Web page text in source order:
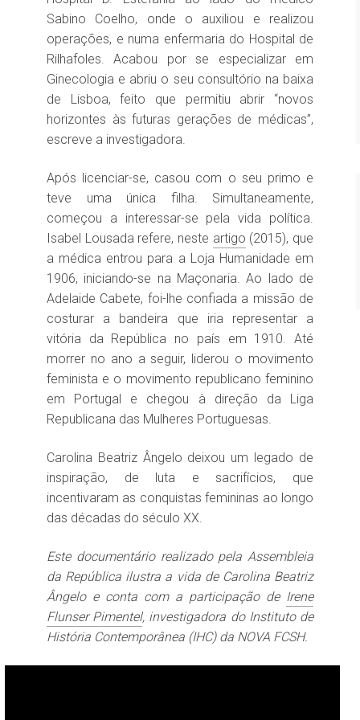
Sabino Coelho, onde o auxiliou e realizou
operações, e numa enfermaria do Hospital de
Rilhafoles. Acabou por se especializar em
Ginecologia e abriu o seu consultório na baixa
de Lisboa, feito que permitiu abrir “novos
horizontes às futuras gerações de médicas”,
escreve a investigadora.
Após licenciar-se, casou com o seu primo e
teve uma única filha. Simultaneamente,
começou a interessar-se pela vida política.
Isabel Lousada refere, neste artigo (2015), que
a médica entrou para a Loja Humanidade em
1906, iniciando-se na Maçonaria. Ao lado de
Adelaide Cabete, foi-lhe confiada a missão de
costurar a bandeira que iria representar a
vitória da República no país em 1910. Até
morrer no ano a seguir, liderou o movimento
feminista e o movimento republicano feminino
em Portugal e chegou à direção da Liga
Republicana das Mulheres Portuguesas.
Carolina Beatriz Ângelo deixou um legado de
inspiração, de luta e sacrifícios, que
incentivaram as conquistas femininas ao longo
das décadas do século XX.
Este documentário realizado pela Assembleia
da República ilustra a vida de Carolina Beatriz
Ângelo e conta com a participação de Irene
Flunser Pimentel, investigadora do Instituto de
História Contemporânea (IHC) da NOVA FCSH.